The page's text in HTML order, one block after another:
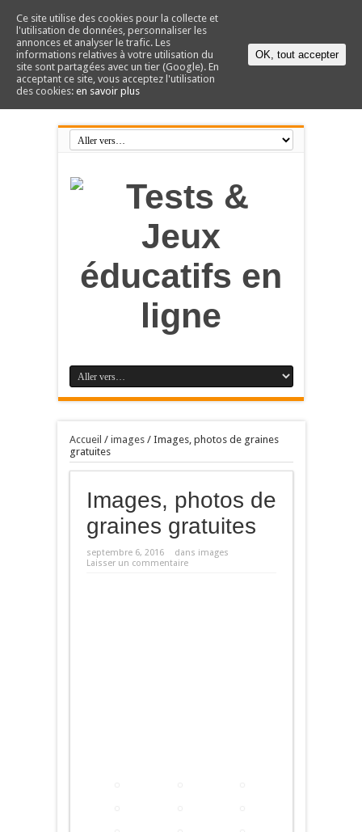
Accueil / images/ Images, photos de graines
gratuites
Images, photos de
graines gratuites
septembre 6, 2016 dans images
Laisser un commentaire
Ce site utilise des cookies pour la collecte et
l'utilisation de données, personnaliser les
annonces et analyser le trafic. Les
informations relatives à votre utilisation du
site sont partagées avec un tier (Google). En
acceptant ce site, vous acceptez l'utilisation
des cookies: en savoir plus
OK, tout accepter